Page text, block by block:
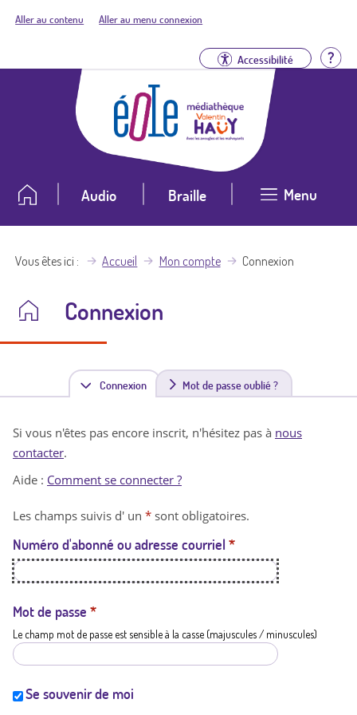
Aller au contenu Aller au menu connexion
Accessibilité
Audio Braille Menu
Vous êtes ici Accueil Mon compte Connexion
Connexion
Connexion(
n
t
a
t
i
Mot de passe oublié ?
Si vous n'êtes pas encore inscrit, n'hésitez pas à nous
contacter.
Aide : Comment se connecter ?
Les champs suivis d' un * sont obligatoires.
Numéro d'abonné ou adresse courriel *
Mot de passe *
Le champ mot de passe est sensible à la casse (majuscules / minuscules)
Se souvenir de moi